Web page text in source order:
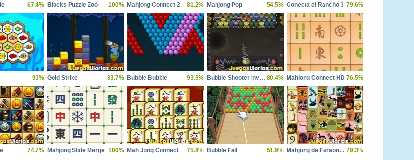
67.4% Blocks Puzzle Zoo 100% Mahjong Connect 2 81.2% Mahjong Pop 54.5% Conecta el Rancho 3 79.6%
90% Gold Strike 83.7% Bubble Bubble 93.5% Bubble Shooter Invasion 80.4% Mahjong Connect HD 76.5%
74.7% Mahjong Slide Merge 100% Mah Jong Connect 75.8% Bubble Fall 51.9% Mahjong de Faraones 79.3%